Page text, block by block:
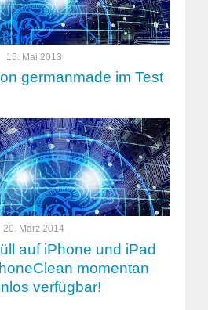
15. Mai 2013
germanmade im Test
20. März 2014
auf iPhone und iPad
momentan
verfügbar!